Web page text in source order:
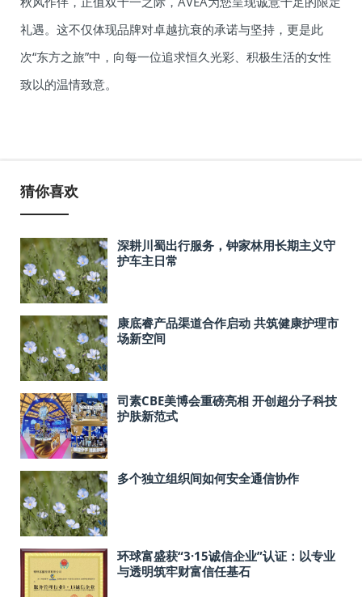
礼遇。这不仅体现品牌对卓越抗衰的承诺与坚持，更是此
次“东方之旅”中，向每一位追求恒久光彩、积极生活的女性
致以的温情致意。
猜你喜欢
深耕川蜀出行服务，钟家林用长期主义守
护车主日常
康底睿产品渠道合作启动 共筑健康护理市
场新空间
司素CBE美博会重磅亮相 开创超分子科技
护肤新范式
多个独立组织间如何安全通信协作
环球富盛获“3·15诚信企业”认证：以专业
与透明筑牢财富信任基石